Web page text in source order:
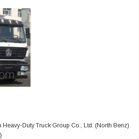
Heavy-Duty Truck Group Co., Ltd. (North Benz)